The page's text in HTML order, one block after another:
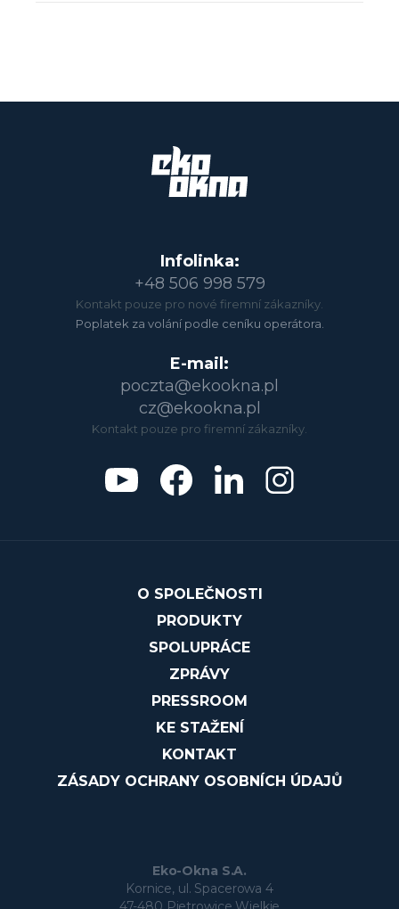
Infolinka:
+48 506 998 579
Kontakt pouze pro nové firemní zákazníky.
Poplatek za volání podle ceníku operátora.
E-mail:
poczta@ekookna.pl
cz@ekookna.pl
Kontakt pouze pro firemní zákazníky.
O SPOLEČNOSTI
PRODUKTY
SPOLUPRÁCE
ZPRÁVY
PRESSROOM
KE STAŽENÍ
KONTAKT
ZÁSADY OCHRANY OSOBNÍCH ÚDAJŮ
Eko-Okna S.A.
Kornice, ul. Spacerowa 4